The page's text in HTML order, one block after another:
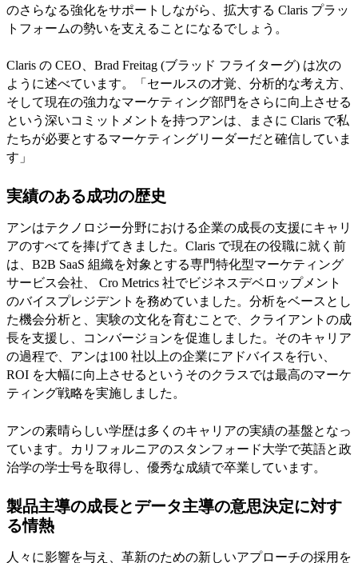
のさらなる強化をサポートしながら、拡大する Claris プラッ
トフォームの勢いを支えることになるでしょう。
Claris の CEO、Brad Freitag (ブラッド フライターグ) は次の
ように述べています。「セールスの才覚、分析的な考え方、
そして現在の強力なマーケティング部門をさらに向上させる
という深いコミットメントを持つアンは、まさに Claris で私
たちが必要とするマーケティングリーダーだと確信していま
す」
実績のある成功の歴史
アンはテクノロジー分野における企業の成長の支援にキャリ
アのすべてを捧げてきました。Claris で現在の役職に就く前
は、B2B SaaS 組織を対象とする専門特化型マーケティング
サービス会社、 Cro Metrics 社でビジネスデベロップメント
のバイスプレジデントを務めていました。分析をベースとし
た機会分析と、実験の文化を育むことで、クライアントの成
長を支援し、コンバージョンを促進しました。そのキャリア
の過程で、アンは100 社以上の企業にアドバイスを行い、
ROI を大幅に向上させるというそのクラスでは最高のマーケ
ティング戦略を実施しました。
アンの素晴らしい学歴は多くのキャリアの実績の基盤となっ
ています。カリフォルニアのスタンフォード大学で英語と政
治学の学士号を取得し、優秀な成績で卒業しています。
製品主導の成長とデータ主導の意思決定に対す
る情熱
人々に影響を与え、革新のための新しいアプローチの採用を